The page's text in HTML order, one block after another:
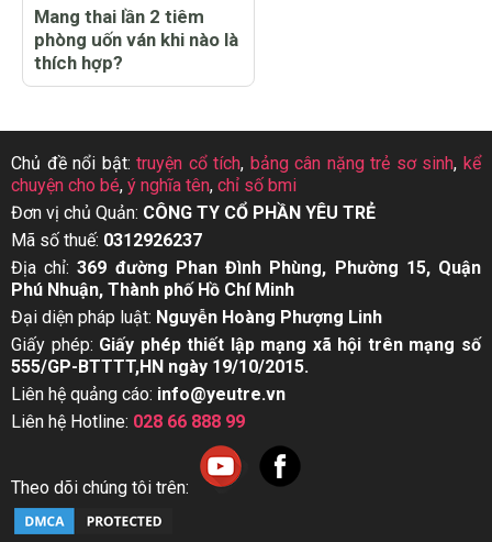
Mang thai lần 2 tiêm
phòng uốn ván khi nào là
thích hợp?
Chủ đề nổi bật:truyện cổ tích, bảng cân nặng trẻ sơ sinh,kể
chuyện cho bé, ý nghĩa tên, chỉ số bmi
Đơn vị chủ Quản: CÔNG TY CỔ PHẦN YÊU TRẺ
Mã số thuế: 0312926237
Địa chỉ:369 đường Phan Đình Phùng, Phường 15, Quận
Phú Nhuận, Thành phố Hồ Chí Minh
Đại diện pháp luật: Nguyễn Hoàng Phượng Linh
Giấy phép: Giấy phép thiết lập mạng xã hội trên mạng số
555/GP-BTTTT,HN ngày 19/10/2015.
Liên hệ quảng cáo: info@yeutre.vn
Liên hệ Hotline: 028 66 888 99
Theo dõi chúng tôi trên: